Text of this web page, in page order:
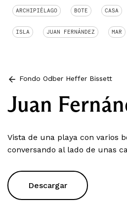
ARCHIPIÉLAGO BOTE CASA
ISLA JUAN FERNÁNDEZ MAR
Fondo Odber Heffer Bissett
Juan
Vista de una playa con varios
conversando al lado de unas
Descargar